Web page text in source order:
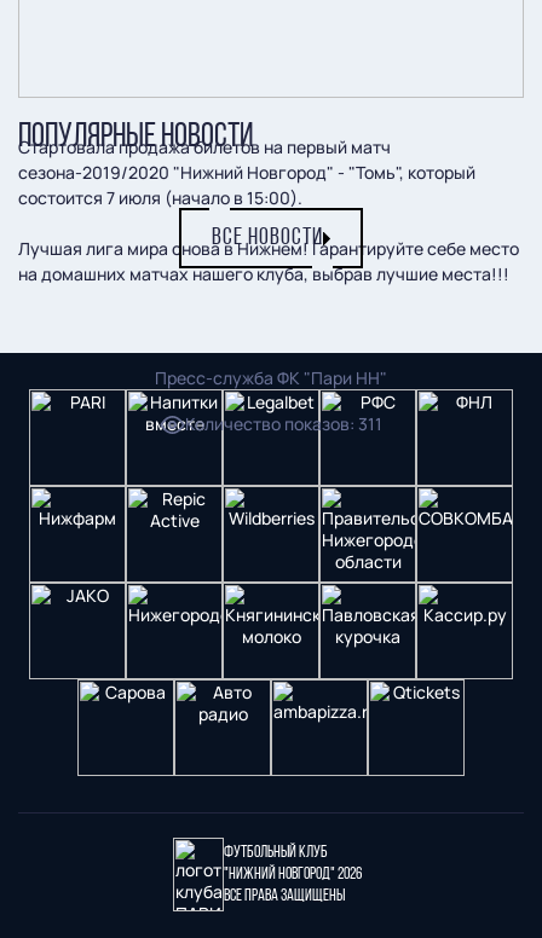
Стартовала продажа билетов на первый матч
сезона-2019/2020 "Нижний Новгород" - "Томь", который
состоится 7 июля (начало в 15:00).
Лучшая лига мира снова в Нижнем! Гарантируйте себе место
на домашних матчах нашего клуба, выбрав лучшие места!!!
Пресс-служба ФК "Пари НН"
Количество показов: 311
ПОПУЛЯРНЫЕ НОВОСТИ
ВСЕ НОВОСТИ
Футбольный клуб
"Нижний Новгород" 2026
Все права защищены